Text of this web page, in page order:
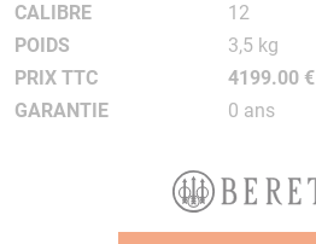
CALIBRE
12
POIDS
3,5 kg
PRIX TTC
4199.00 €
GARANTIE
0 ans